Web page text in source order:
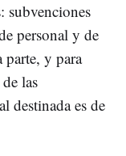
subvenciones
personal y de
y para
las
destinada es de